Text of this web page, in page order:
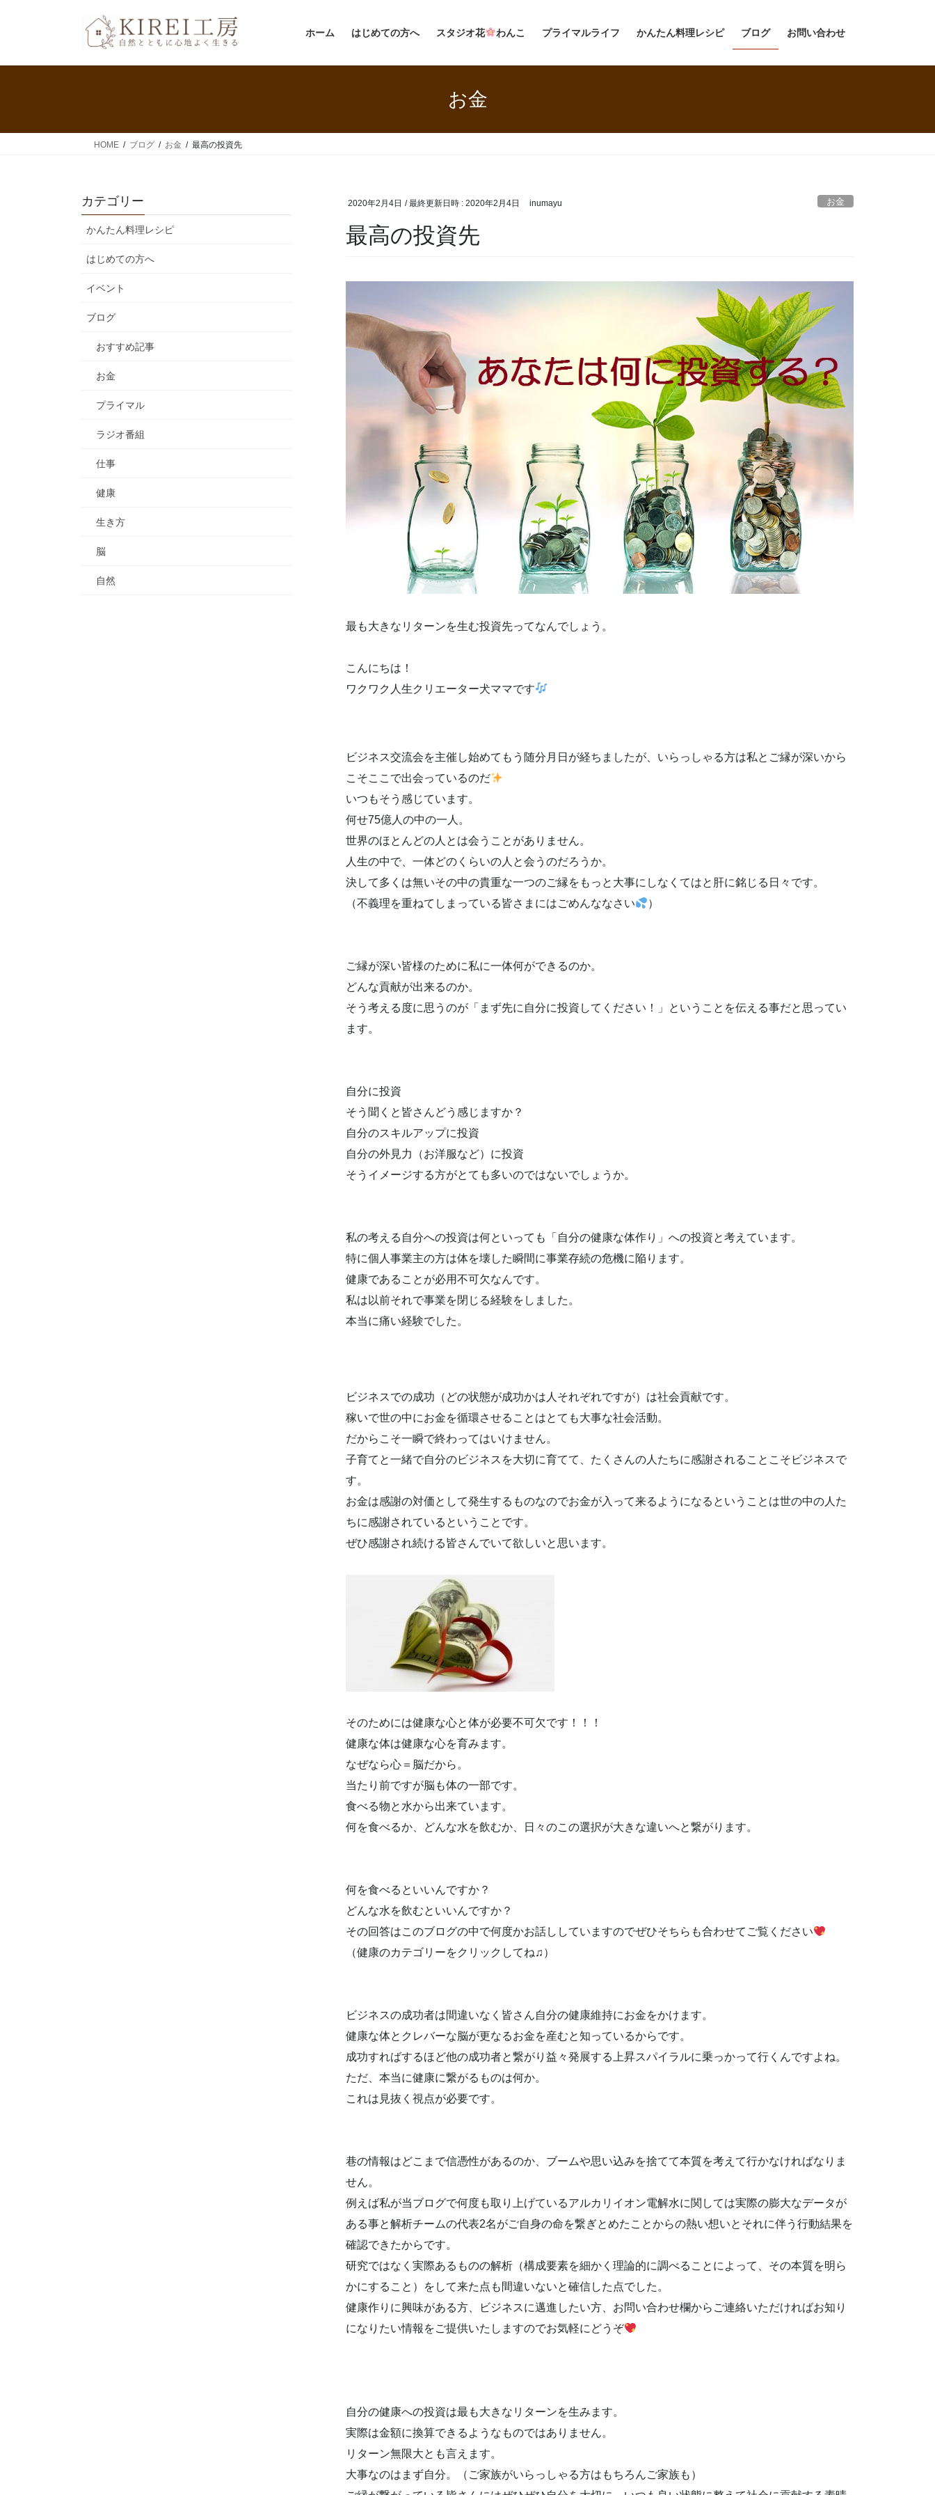
ホーム はじめての方へ スタジオ花 わんこ プライマルライフ かんたん料理レシピ ブログ お問い合わせ
お金
HOME ブログ お金 最高の投資先
2020年2月4日 / 最終更新日時 : 2020年2月4日 inumayu お金
最高の投資先
最も大きなリターンを生む投資先ってなんでしょう。
こんにちは！
ワクワク人生クリエーター犬ママです
ビジネス交流会を主催し始めてもう随分月日が経ちましたが、いらっしゃる方は私とご縁が深いから
こそここで出会っているのだ
いつもそう感じています。
何せ75億人の中の一人。
世界のほとんどの人とは会うことがありません。
人生の中で、一体どのくらいの人と会うのだろうか。
決して多くは無いその中の貴重な一つのご縁をもっと大事にしなくてはと肝に銘じる日々です。
（不義理を重ねてしまっている皆さまにはごめんななさい
）
ご縁が深い皆様のために私に一体何ができるのか。
どんな貢献が出来るのか。
そう考える度に思うのが「まず先に自分に投資してください！」ということを伝える事だと思ってい
ます。
自分に投資
そう聞くと皆さんどう感じますか？
自分のスキルアップに投資
自分の外見力（お洋服など）に投資
そうイメージする方がとても多いのではないでしょうか。
私の考える自分への投資は何といっても「自分の健康な体作り」への投資と考えています。
特に個人事業主の方は体を壊した瞬間に事業存続の危機に陥ります。
健康であることが必用不可欠なんです。
私は以前それで事業を閉じる経験をしました。
本当に痛い経験でした。
ビジネスでの成功（どの状態が成功かは人それぞれですが）は社会貢献です。
稼いで世の中にお金を循環させることはとても大事な社会活動。
だからこそ一瞬で終わってはいけません。
子育てと一緒で自分のビジネスを大切に育てて、たくさんの人たちに感謝されることこそビジネスで
す。
お金は感謝の対価として発生するものなのでお金が入って来るようになるということは世の中の人た
ちに感謝されているということです。
ぜひ感謝され続ける皆さんでいて欲しいと思います。
そのためには健康な心と体が必要不可欠です！！！
健康な体は健康な心を育みます。
なぜなら心＝脳だから。
当たり前ですが脳も体の一部です。
食べる物と水から出来ています。
何を食べるか、どんな水を飲むか、日々のこの選択が大きな違いへと繋がります。
何を食べるといいんですか？
どんな水を飲むといいんですか？
その回答はこのブログの中で何度かお話ししていますのでぜひそちらも合わせてご覧ください
（健康のカテゴリーをクリックしてね♫）
ビジネスの成功者は間違いなく皆さん自分の健康維持にお金をかけます。
健康な体とクレバーな脳が更なるお金を産むと知っているからです。
成功すればするほど他の成功者と繋がり益々発展する上昇スパイラルに乗っかって行くんですよね。
ただ、本当に健康に繋がるものは何か。
これは見抜く視点が必要です。
巷の情報はどこまで信憑性があるのか、ブームや思い込みを捨てて本質を考えて行かなければなりま
せん。
例えば私が当ブログで何度も取り上げているアルカリイオン電解水に関しては実際の膨大なデータが
ある事と解析チームの代表2名がご自身の命を繋ぎとめたことからの熱い想いとそれに伴う行動結果を
確認できたからです。
研究ではなく実際あるものの解析（構成要素を細かく理論的に調べることによって、その本質を明ら
かにすること）をして来た点も間違いないと確信した点でした。
健康作りに興味がある方、ビジネスに邁進したい方、お問い合わせ欄からご連絡いただければお知り
になりたい情報をご提供いたしますのでお気軽にどうぞ
自分の健康への投資は最も大きなリターンを生みます。
実際は金額に換算できるようなものではありません。
リターン無限大とも言えます。
大事なのはまず自分。（ご家族がいらっしゃる方はもちろんご家族も）
カテゴリー
かんたん料理レシピ
はじめての方へ
イベント
ブログ
おすすめ記事
お金
プライマル
ラジオ番組
仕事
健康
生き方
脳
自然